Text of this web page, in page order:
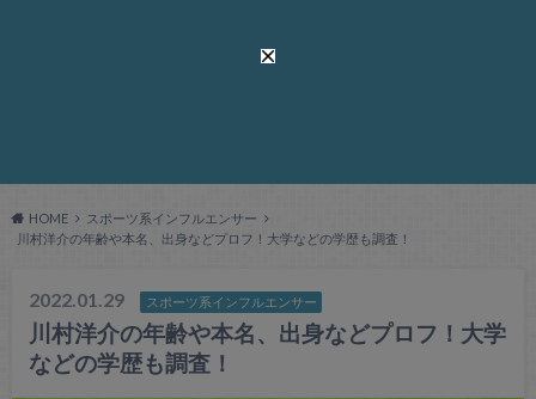
HOME
スポーツ系インフルエンサー
川村洋介の年齢や本名、出身などプロフ！大学などの学歴も調査！
2022.01.29 スポーツ系インフルエンサー
川村洋介の年齢や本名、出身などプロフ！大学
などの学歴も調査！